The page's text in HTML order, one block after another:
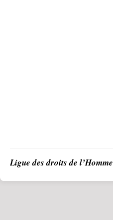
Ligue des droits de l’Homme